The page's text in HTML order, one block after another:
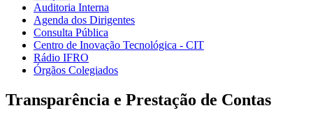
Auditoria Interna
Agenda dos Dirigentes
Consulta Pública
Centro de Inovação Tecnológica - CIT
Rádio IFRO
Órgãos Colegiados
Transparência e Prestação de Contas